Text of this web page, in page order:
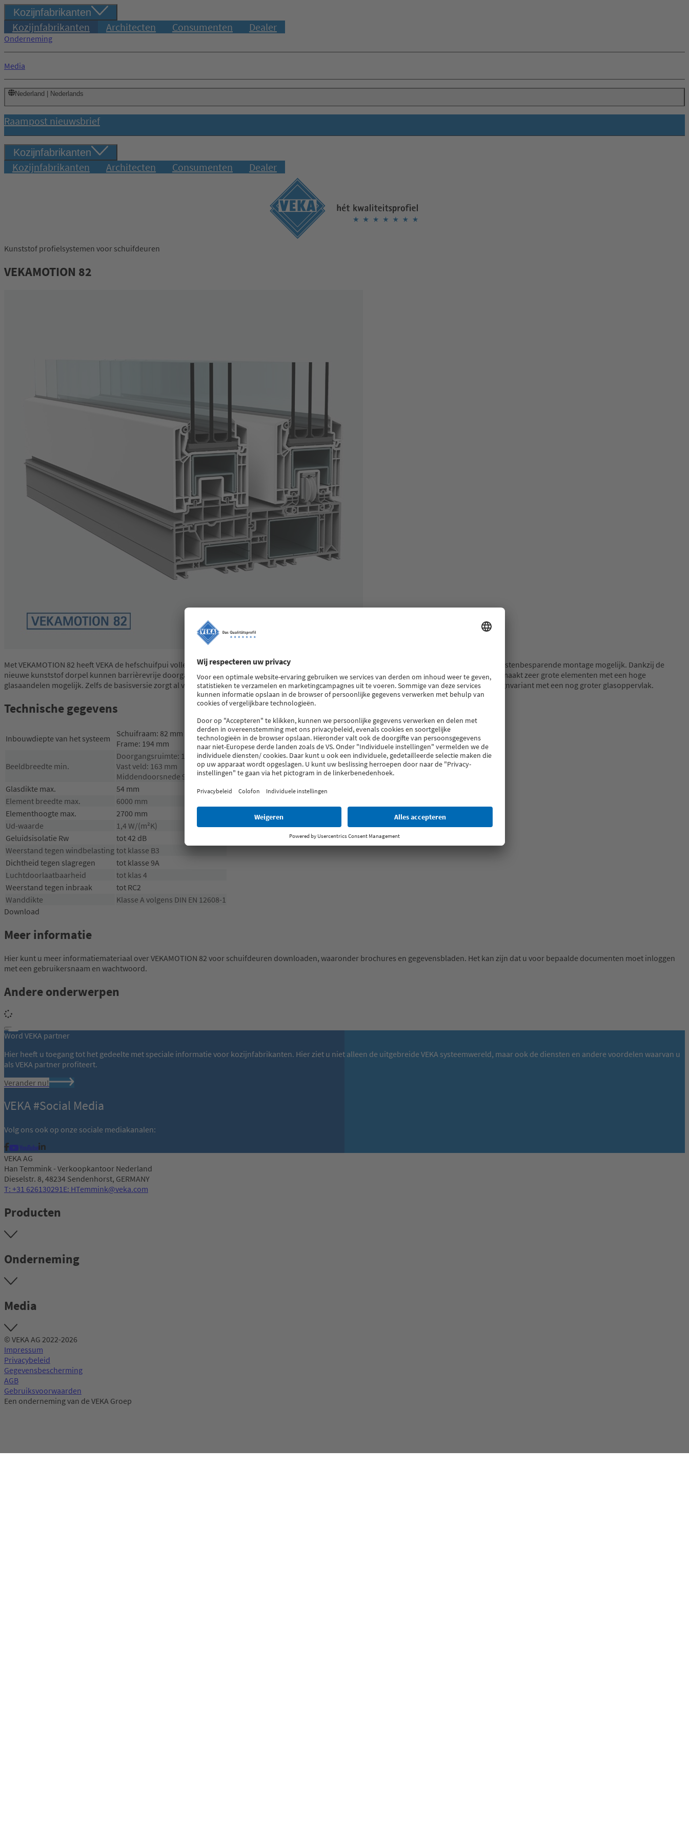
Kozijnfabrikanten
Kozijnfabrikanten Architecten Consumenten Dealer
Onderneming
Media
Nederland | Nederlands
Raampost nieuwsbrief
Kozijnfabrikanten
Kozijnfabrikanten Architecten Consumenten Dealer
Inloggen
Kunststof profielsystemen voor schuifdeuren
VEKAMOTION 82
Met VEKAMOTION 82 heeft VEKA de hefschuifpui volledig opnieuw ontwikkeld. VEKAMOTION 82 maakt een bijzonder economische productie en kostenbesparende montage mogelijk. Dankzij de
nieuwe kunststof dorpel kunnen barrièrevrije doorgangen eenvoudig en met maximale energie-efficiëntie worden gerealiseerd. VEKAMOTION 82 maakt zeer grote elementen met een hoge
glasaandelen mogelijk. Zelfs de basisversie zorgt al voor aanzienlijk meer licht in de leefruimte. Bovendien is er nog VEKAMOTION 82 MAX: de designvariant met een nog groter glasoppervlak.
Technische gegevens
Inbouwdiepte van het systeem
Schuifraam: 82 mm
Frame: 194 mm
Beeldbreedte min.
Doorgangsruimte: 163 mm
Vast veld: 163 mm
Middendoorsnede 92 mm
Glasdikte max.
54 mm
Element breedte max.
6000 mm
Elementhoogte max.
2700 mm
Ud-waarde
1,4 W/(m²K)
Geluidsisolatie Rw
tot 42 dB
Weerstand tegen windbelasting tot klasse B3
Dichtheid tegen slagregen
tot klasse 9A
Luchtdoorlaatbaarheid
tot klas 4
Weerstand tegen inbraak
tot RC2
Wanddikte
Klasse A volgens DIN EN 12608-1
Download
Meer informatie
Hier kunt u meer informatiemateriaal over VEKAMOTION 82 voor schuifdeuren downloaden, waaronder brochures en gegevensbladen. Het kan zijn dat u voor bepaalde documenten moet inloggen
met een gebruikersnaam en wachtwoord.
Andere onderwerpen
Word VEKA partner
Hier heeft u toegang tot het gedeelte met speciale informatie voor kozijnfabrikanten. Hier ziet u niet alleen de uitgebreide VEKA systeemwereld, maar ook de diensten en andere voordelen waarvan u
als VEKA partner profiteert.
Verander nu!
VEKA #Social Media
Volg ons ook op onze sociale mediakanalen:
VEKA AG
Han Temmink - Verkoopkantoor Nederland
Dieselstr. 8, 48234 Sendenhorst, GERMANY
T: +31 626130291E: HTemmink@veka.com
Producten
Onderneming
Media
© VEKA AG 2022-2026
Impressum
Privacybeleid
Gegevensbescherming
AGB
Gebruiksvoorwaarden
Een onderneming van de VEKA Groep